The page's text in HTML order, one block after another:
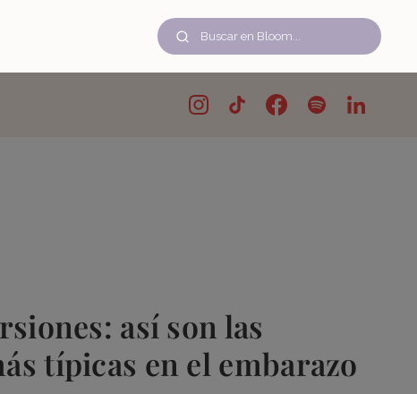
así son las
típicas en el embarazo